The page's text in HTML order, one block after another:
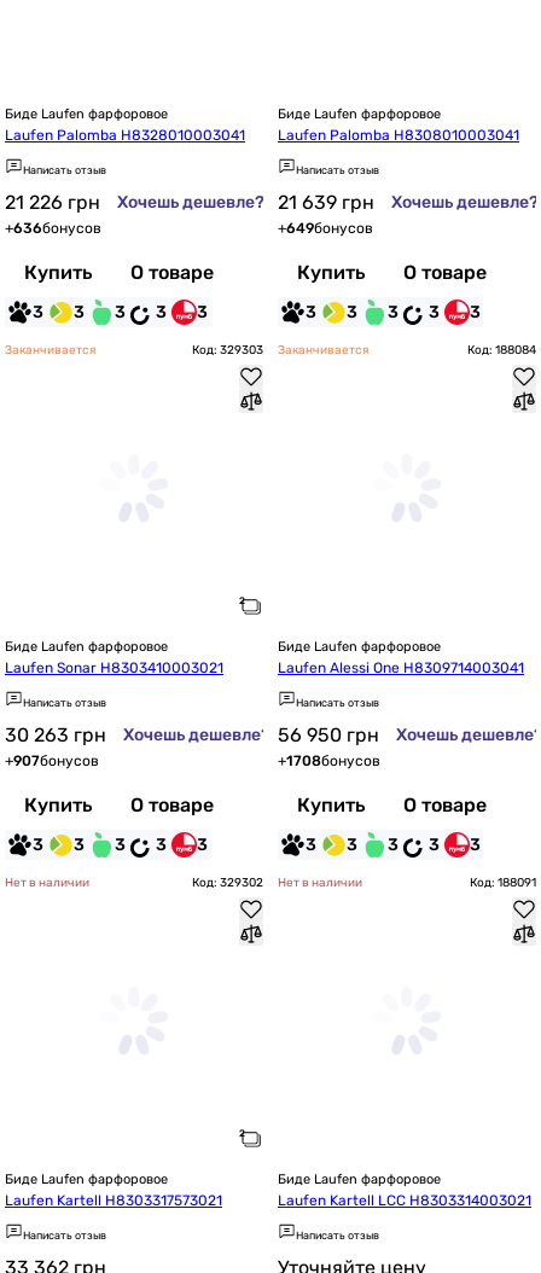
Биде Laufen фарфоровое
Laufen Palomba H8328010003041
Написать отзыв
21 226 грн Хочешь дешевле?
+636бонусов
Купить О товаре
3 3 3 3 3
Биде Laufen фарфоровое
Laufen Palomba H8308010003041
Написать отзыв
21 639 грн Хочешь дешевле?
+649бонусов
Купить О товаре
3 3 3 3 3
Заканчивается Код: 329303
Биде Laufen фарфоровое
Laufen Sonar H8303410003021
Написать отзыв
30 263 грн Хочешь дешевле?
+907бонусов
Купить О товаре
3 3 3 3 3
Заканчивается Код: 188084
Биде Laufen фарфоровое
Laufen Alessi One H8309714003041
Написать отзыв
56 950 грн Хочешь
+1708бонусов
Купить О товаре
3 3 3 3 3
Нет в наличии Код: 329302
Биде Laufen фарфоровое
Laufen Kartell H8303317573021
Написать отзыв
33 362 грн
Нет в наличии Код: 188091
Биде Laufen фарфоровое
Laufen Kartell LCC H8303314003021
Написать отзыв
Уточняйте цену